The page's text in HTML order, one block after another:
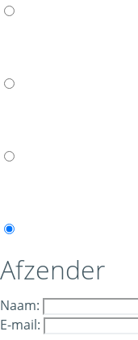
Afzender
Naam:
E-mail: